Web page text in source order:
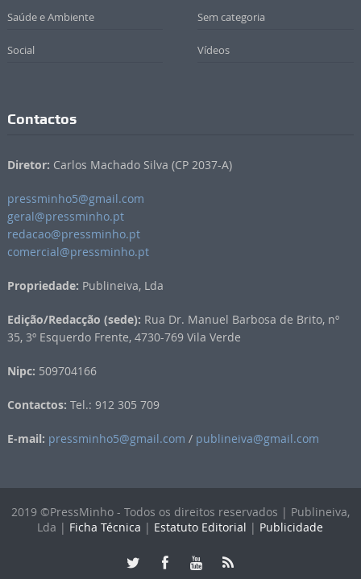
Saúde e Ambiente Sem categoria
Social Vídeos
Contactos
Diretor: Carlos Machado Silva (CP 2037-A)
pressminho5@gmail.com
geral@pressminho.pt
redacao@pressminho.pt
comercial@pressminho.pt
Propriedade: Publineiva, Lda
Edição/Redacção (sede): Rua Dr. Manuel Barbosa de Brito, nº
35, 3º Esquerdo Frente, 4730-769 Vila Verde
Nipc: 509704166
Contactos: Tel.: 912 305 709
E-mail: pressminho5@gmail.com / publineiva@gmail.com
2019 ©PressMinho - Todos os direitos reservados | Publineiva,
Lda | Ficha Técnica | Estatuto Editorial | Publicidade